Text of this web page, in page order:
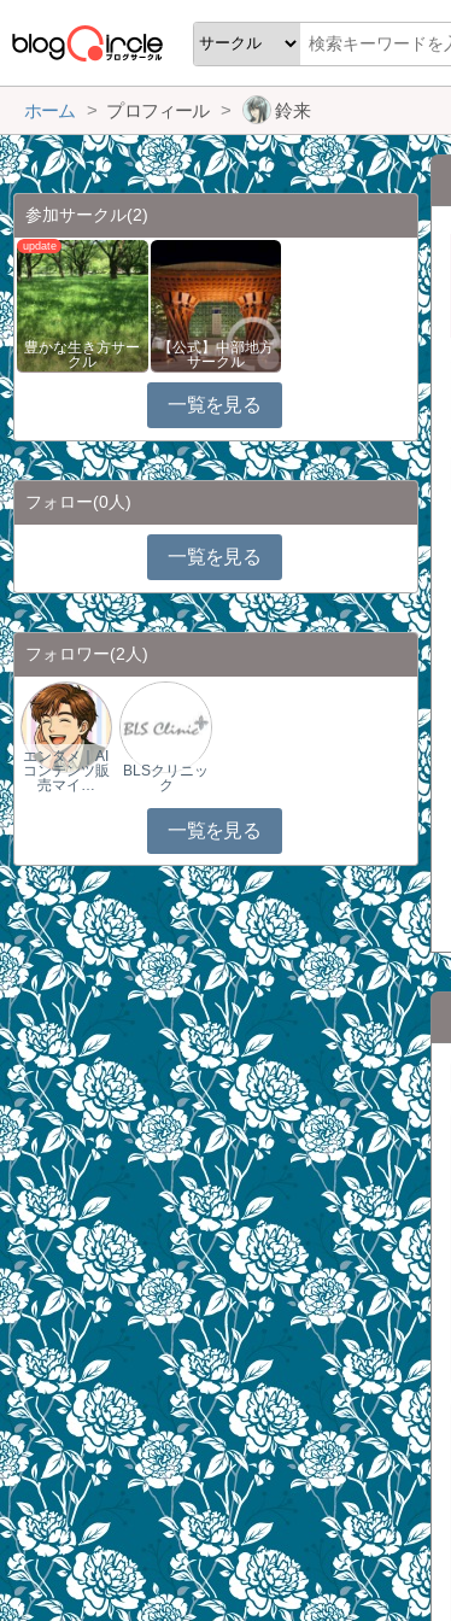
ホーム プロフィール 鈴来
参加サークル(2)
豊かな生き方サー
クル
【公式】中部地方
サークル
一覧を見る
フォロー(0人)
一覧を見る
フォロワー(2人)
エンタメ｜AI
コンテンツ販
売マイ…
BLSクリニッ
ク
一覧を見る